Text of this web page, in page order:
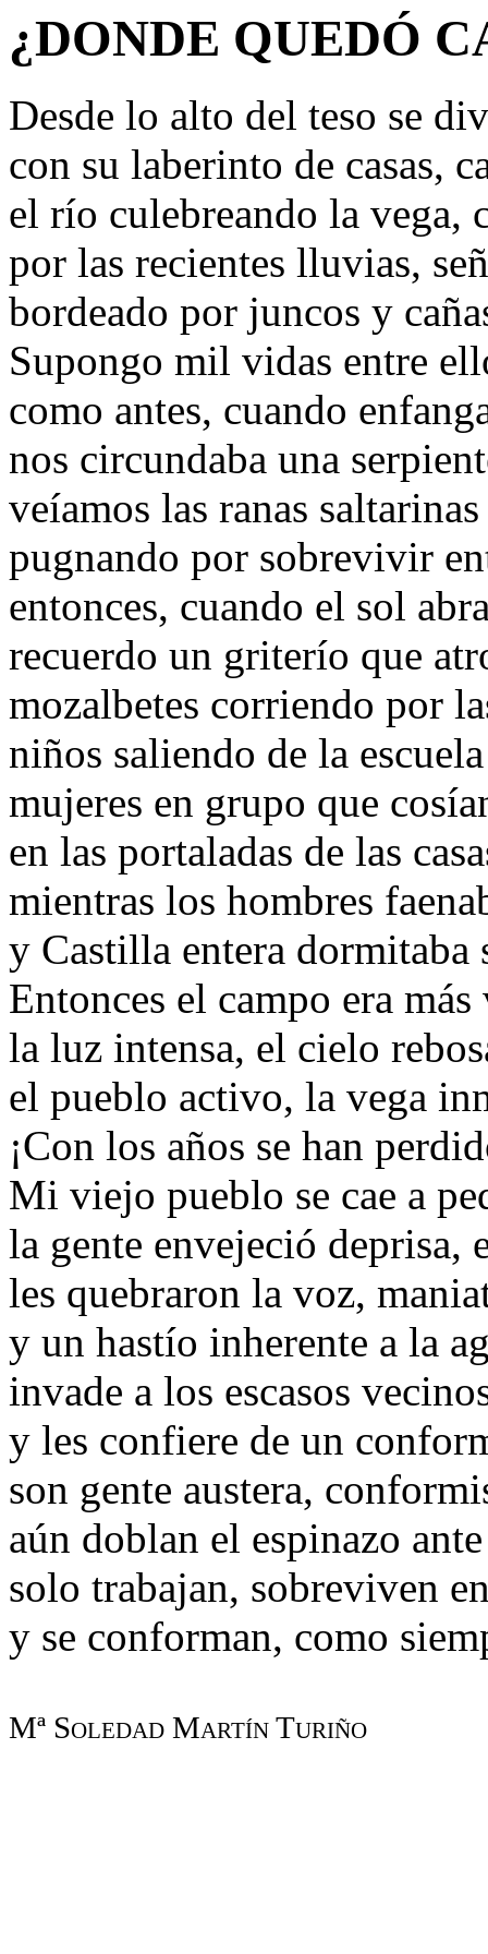
¿DONDE QUEDÓ
Desde lo alto del teso se
con su laberinto de casas,
el río culebreando la vega,
por las recientes lluvias,
bordeado por juncos y
Supongo mil vidas entre
como antes, cuando
nos circundaba una
veíamos las ranas
pugnando por sobrevivir
entonces, cuando el sol
recuerdo un griterío que
mozalbetes corriendo por
niños saliendo de la
mujeres en grupo que
en las portaladas de las
mientras los hombres
y Castilla entera dormitaba
Entonces el campo era más
la luz intensa, el cielo
el pueblo activo, la vega
¡Con los años se han
Mi viejo pueblo se cae a
la gente envejeció deprisa,
les quebraron la voz,
y un hastío inherente a la
invade a los escasos
y les confiere de un
son gente austera,
aún doblan el espinazo
solo trabajan, sobreviven
y se conforman, como
Mª Soledad Martín Turiño